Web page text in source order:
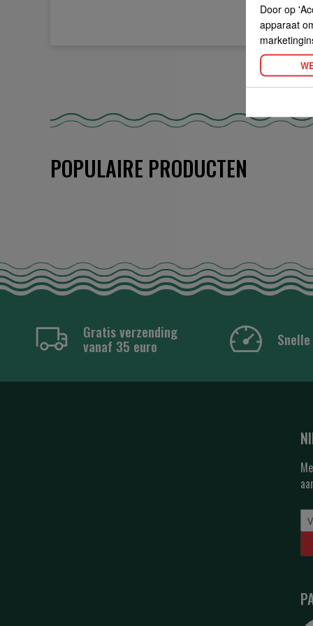
POPULAIRE PRODUCTEN
Gratis verzending
vanaf 35 euro
Door op
apparaat